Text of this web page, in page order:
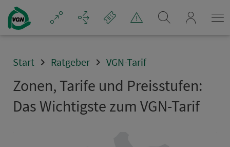
Navigation überspringen
Start Ratgeber VGN-Tarif
Zo­nen, Tarife und Preis­stufen:
Das Wichtigste zum VGN-Tarif